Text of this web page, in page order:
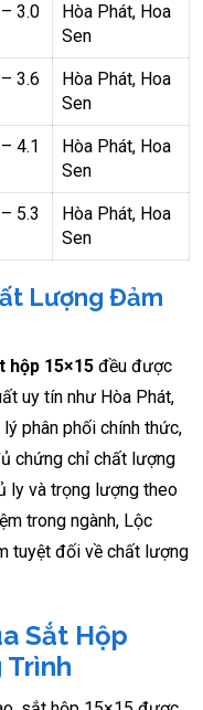
3.0
Hòa Phát, Hoa
Sen
3.6
Hòa Phát, Hoa
Sen
4.1
Hòa Phát, Hoa
Sen
5.3
Hòa Phát, Hoa
Sen
Lượng Đảm
hộp 15×15 đều được
uy tín như Hòa Phát,
phân phối chính thức,
chứng chỉ chất lượng
ly và trọng lượng theo
trong ngành, Lộc
tuyệt đối về chất lượng
Sắt Hộp
Trình